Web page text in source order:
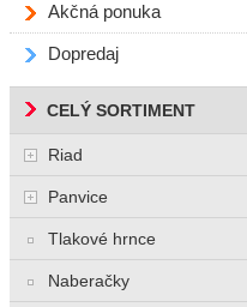
Akčná ponuka
Dopredaj
CELÝ SORTIMENT
Riad
Panvice
Tlakové hrnce
Naberačky